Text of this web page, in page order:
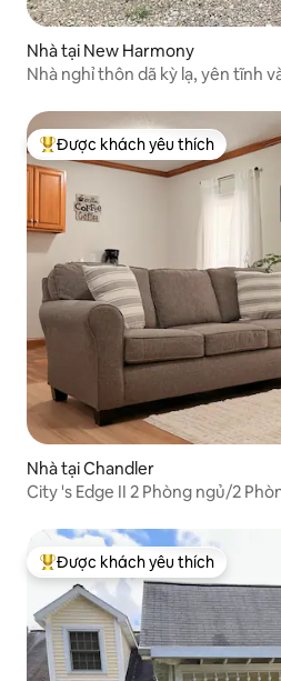
Nhà tại New Harmony
Nhà nghỉ thôn dã kỳ lạ, yên tĩnh
Được khách yêu thích nhất
Được khách yêu thích
Nhà tại Chandler
City 's Edge II 2 Phòng ngủ/2
Được khách yêu thích nhất
Được khách yêu thích